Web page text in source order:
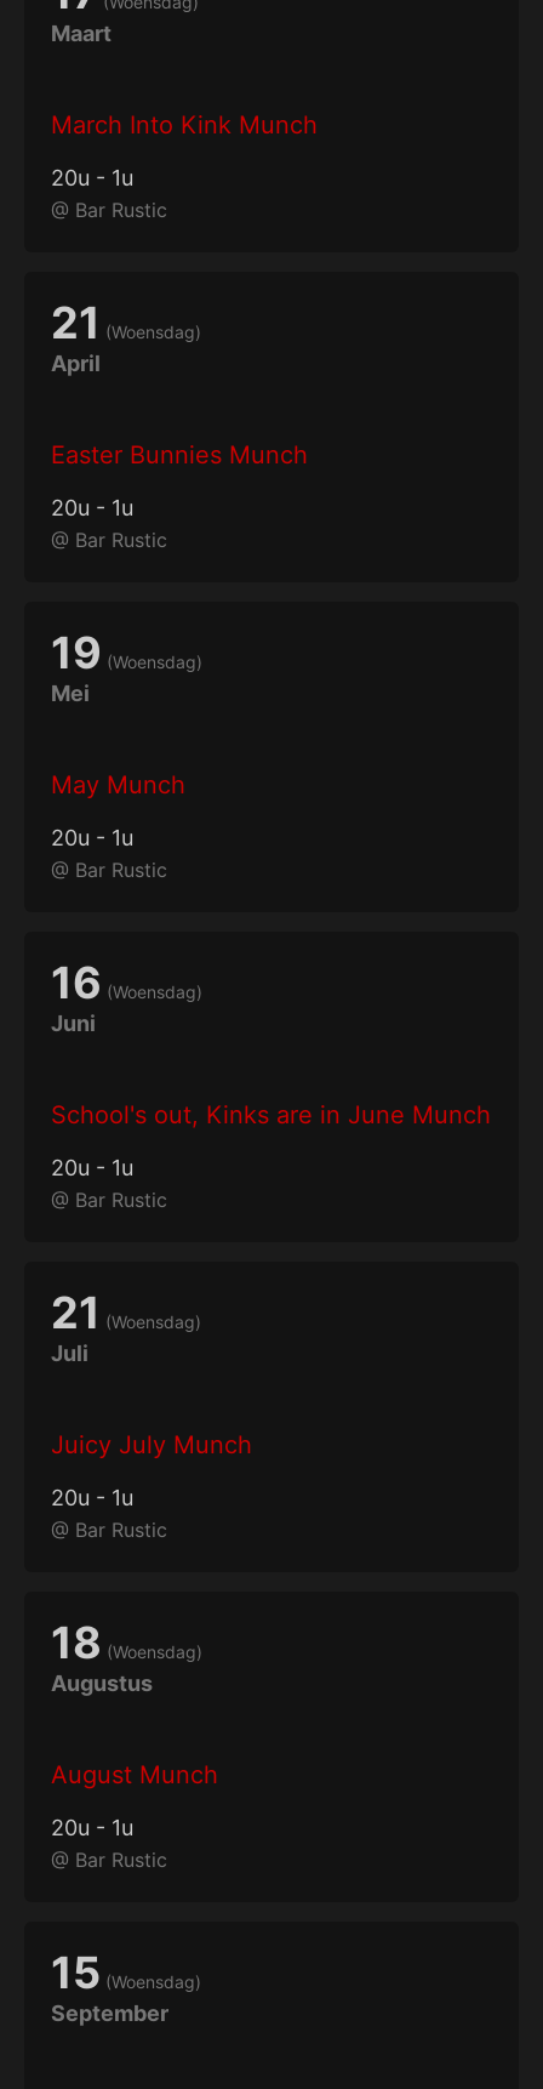
Maart
March Into Kink Munch
20u - 1u
@ Bar Rustic
21 (Woensdag)
April
Easter Bunnies Munch
20u - 1u
@ Bar Rustic
19 (Woensdag)
Mei
May Munch
20u - 1u
@ Bar Rustic
16 (Woensdag)
Juni
School's out, Kinks are in June Munch
20u - 1u
@ Bar Rustic
21 (Woensdag)
Juli
Juicy July Munch
20u - 1u
@ Bar Rustic
18 (Woensdag)
Augustus
August Munch
20u - 1u
@ Bar Rustic
15 (Woensdag)
September